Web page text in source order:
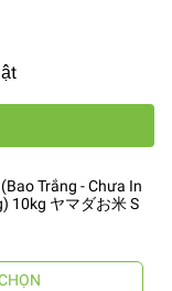
Trắng - Chưa In
10kg ヤマダお米 S